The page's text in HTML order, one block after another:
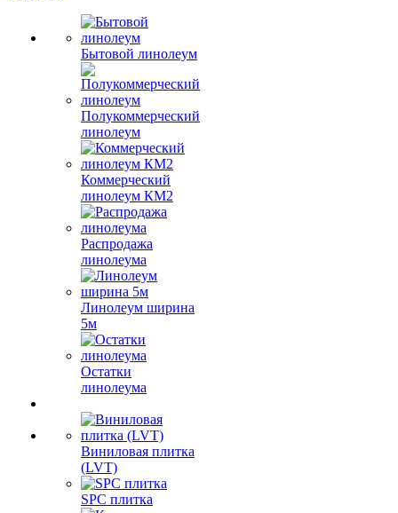
Бытовой линолеум
Полукоммерческий
линолеум
Коммерческий
линолеум КМ2
Распродажа
линолеума
Линолеум ширина
5м
Остатки
линолеума
Виниловая плитка
(LVT)
SPC плитка